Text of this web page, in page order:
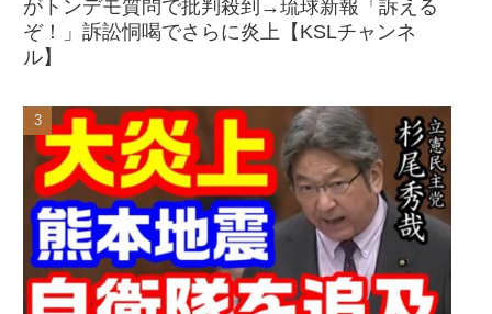
がトンデモ質問で批判殺到→琉球新報「訴える
ぞ！」訴訟恫喝でさらに炎上【KSLチャンネ
ル】